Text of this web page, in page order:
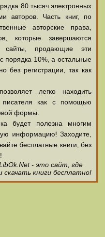
80 тысяч электронных
авторов. Часть книг, по
авторские права,
которые завершаются
сайты, продающие эти
порядка 10%, а остальные
без регистрации, так как
легко находить
писателя как с помощью
формы.
будет полезна многим
информацию! Заходите,
бесплатные книги, без
- это сайт, где
книги бесплатно!